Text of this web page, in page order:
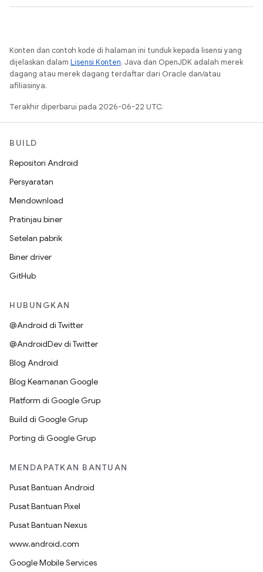
Konten dan contoh kode di halaman ini tunduk kepada lisensi yang
dijelaskan dalam Lisensi Konten. Java dan OpenJDK adalah merek
dagang atau merek dagang terdaftar dari Oracle dan/atau
afiliasinya.
Terakhir diperbarui pada 2026-06-22 UTC.
BUILD
Repositori Android
Persyaratan
Mendownload
Pratinjau biner
Setelan pabrik
Biner driver
GitHub
HUBUNGKAN
@Android di Twitter
@AndroidDev di Twitter
Blog Android
Blog Keamanan Google
Platform di Google Grup
Build di Google Grup
Porting di Google Grup
MENDAPATKAN BANTUAN
Pusat Bantuan Android
Pusat Bantuan Pixel
Pusat Bantuan Nexus
www.android.com
Google Mobile Services